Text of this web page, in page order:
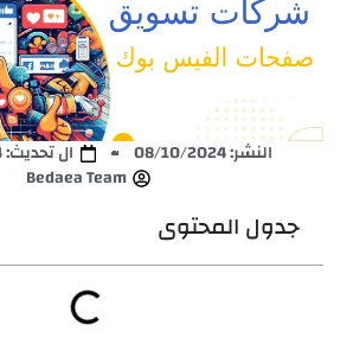
النشر:08/10/2024
ال تحديث: 12/09/2024
Bedaea Team
جدول المحتوى